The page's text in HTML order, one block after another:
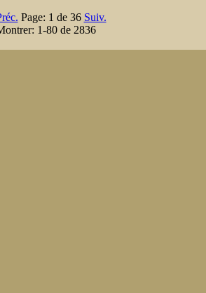
Page: 1 de 36 Suiv.
1-80 de 2836